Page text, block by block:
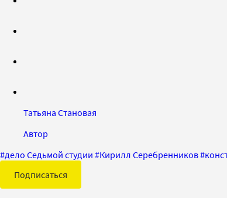
Татьяна Становая
Автор
#дело Седьмой студии #Кирилл Серебренников#
Подписаться